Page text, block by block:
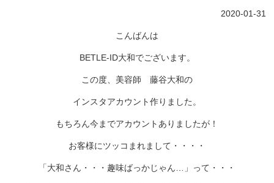
2020-01-31
こんばんは
BETLE-ID大和でございます。
この度、美容師 藤谷大和の
インスタアカウント作りました。
もちろん今までアカウントありましたが！
お客様にツッコまれまして・・・・
「大和さん・・・趣味ばっかじゃん…」って・・・